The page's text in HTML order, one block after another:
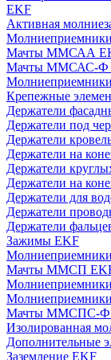
EKF
Активная
Мачты ММСАА
Мачты ММСАС-Ф
Крепежные
Держатели
Держатели под
Держатели
Держатели на
Держатели
Держатели на
Держатели для
Держатели
Держатели
Зажимы EKF
Мачты ММСП
Мачты ММСПС-Ф
Изолированная
Дополнительные
Заземление EKF